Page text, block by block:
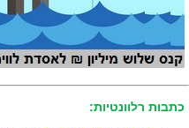
כתבות רלוונטיות: